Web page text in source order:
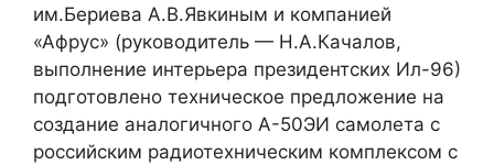
им.Бериева А.В.Явкиным и компанией
«Афрус» (руководитель — Н.А.Качалов,
выполнение интерьера президентских Ил-96)
подготовлено техническое предложение на
создание аналогичного А-50ЭИ самолета с
российским радиотехническим комплексом с